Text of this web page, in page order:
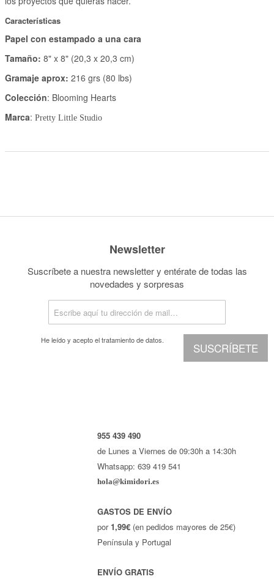
Características
Papel con estampado a una cara
Tamaño: 8" x 8" (20,3 x 20,3 cm)
Gramaje aprox: 216 grs (80 lbs)
Colección: Blooming Hearts
Marca: Pretty Little Studio
Newsletter
Suscríbete a nuestra newsletter y entérate de todas las
novedades y sorpresas
SUSCRÍBETE
He leído y acepto eltratamiento de datos.
955 439 490
de Lunes a Viernes de 09:30h a 14:30h
Whatsapp: 639 419 541
hola@kimidori.es
GASTOS DE ENVÍO
por 1,99€ (en pedidos mayores de 25€)
Península y Portugal
ENVÍO GRATIS